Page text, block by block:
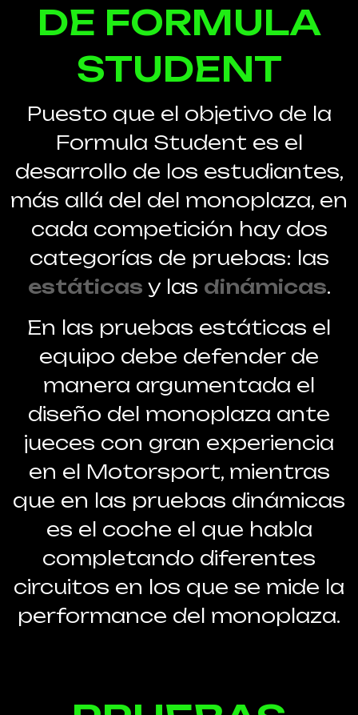
DE FORMULA
STUDENT
Puesto que el objetivo de la
Formula Student es el
desarrollo de los estudiantes,
más allá del del monoplaza, en
cada competición hay dos
categorías de pruebas: las
estáticas y las dinámicas.
En las pruebas estáticas el
equipo debe defender de
manera argumentada el
diseño del monoplaza ante
jueces con gran experiencia
en el Motorsport, mientras
que en las pruebas dinámicas
es el coche el que habla
completando diferentes
circuitos en los que se mide la
performance del monoplaza.